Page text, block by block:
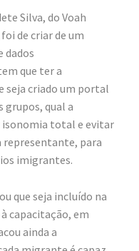
Silva, do Voah
de criar de um
dados
que ter a
seja criado um portal
grupos, qual a
isonomia total e evitar
representante, para
imigrantes.
que seja incluído na
capacitação, em
ainda a